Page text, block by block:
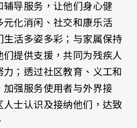
辅导服务，让他们身心健
元化消闲、社交和康乐活
生活多姿多彩；与家属保持
们提供支援，共同为残疾人
力；透过社区教育、义工和
加强服务使用者与外界接
人士认识及接纳他们，达致